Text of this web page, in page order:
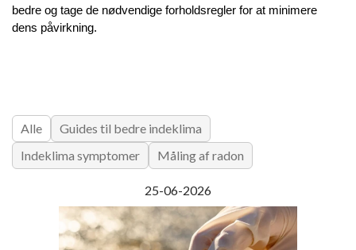
SKIMMELSVAMP RENS – EFFEKTIVE PRODUKTER TIL
bedre og tage de nødvendige forholdsregler for at minimere
dens påvirkning.
Alle
Guides til bedre indeklima
Indeklima symptomer
Måling af radon
25-06-2026